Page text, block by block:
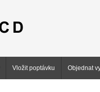
Vložit poptávku Objednat